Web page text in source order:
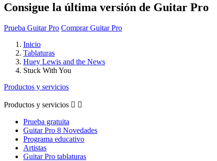
Consigue la última versión de Guitar Pro
Prueba Guitar Pro Comprar Guitar Pro
Inicio
Tablaturas
Huey Lewis and the News
Stuck With You
Productos y servicios
Productos y servicios  
Prueba gratuita
Guitar Pro 8 Novedades
Programa educativo
Artistas
Guitar Pro tablaturas